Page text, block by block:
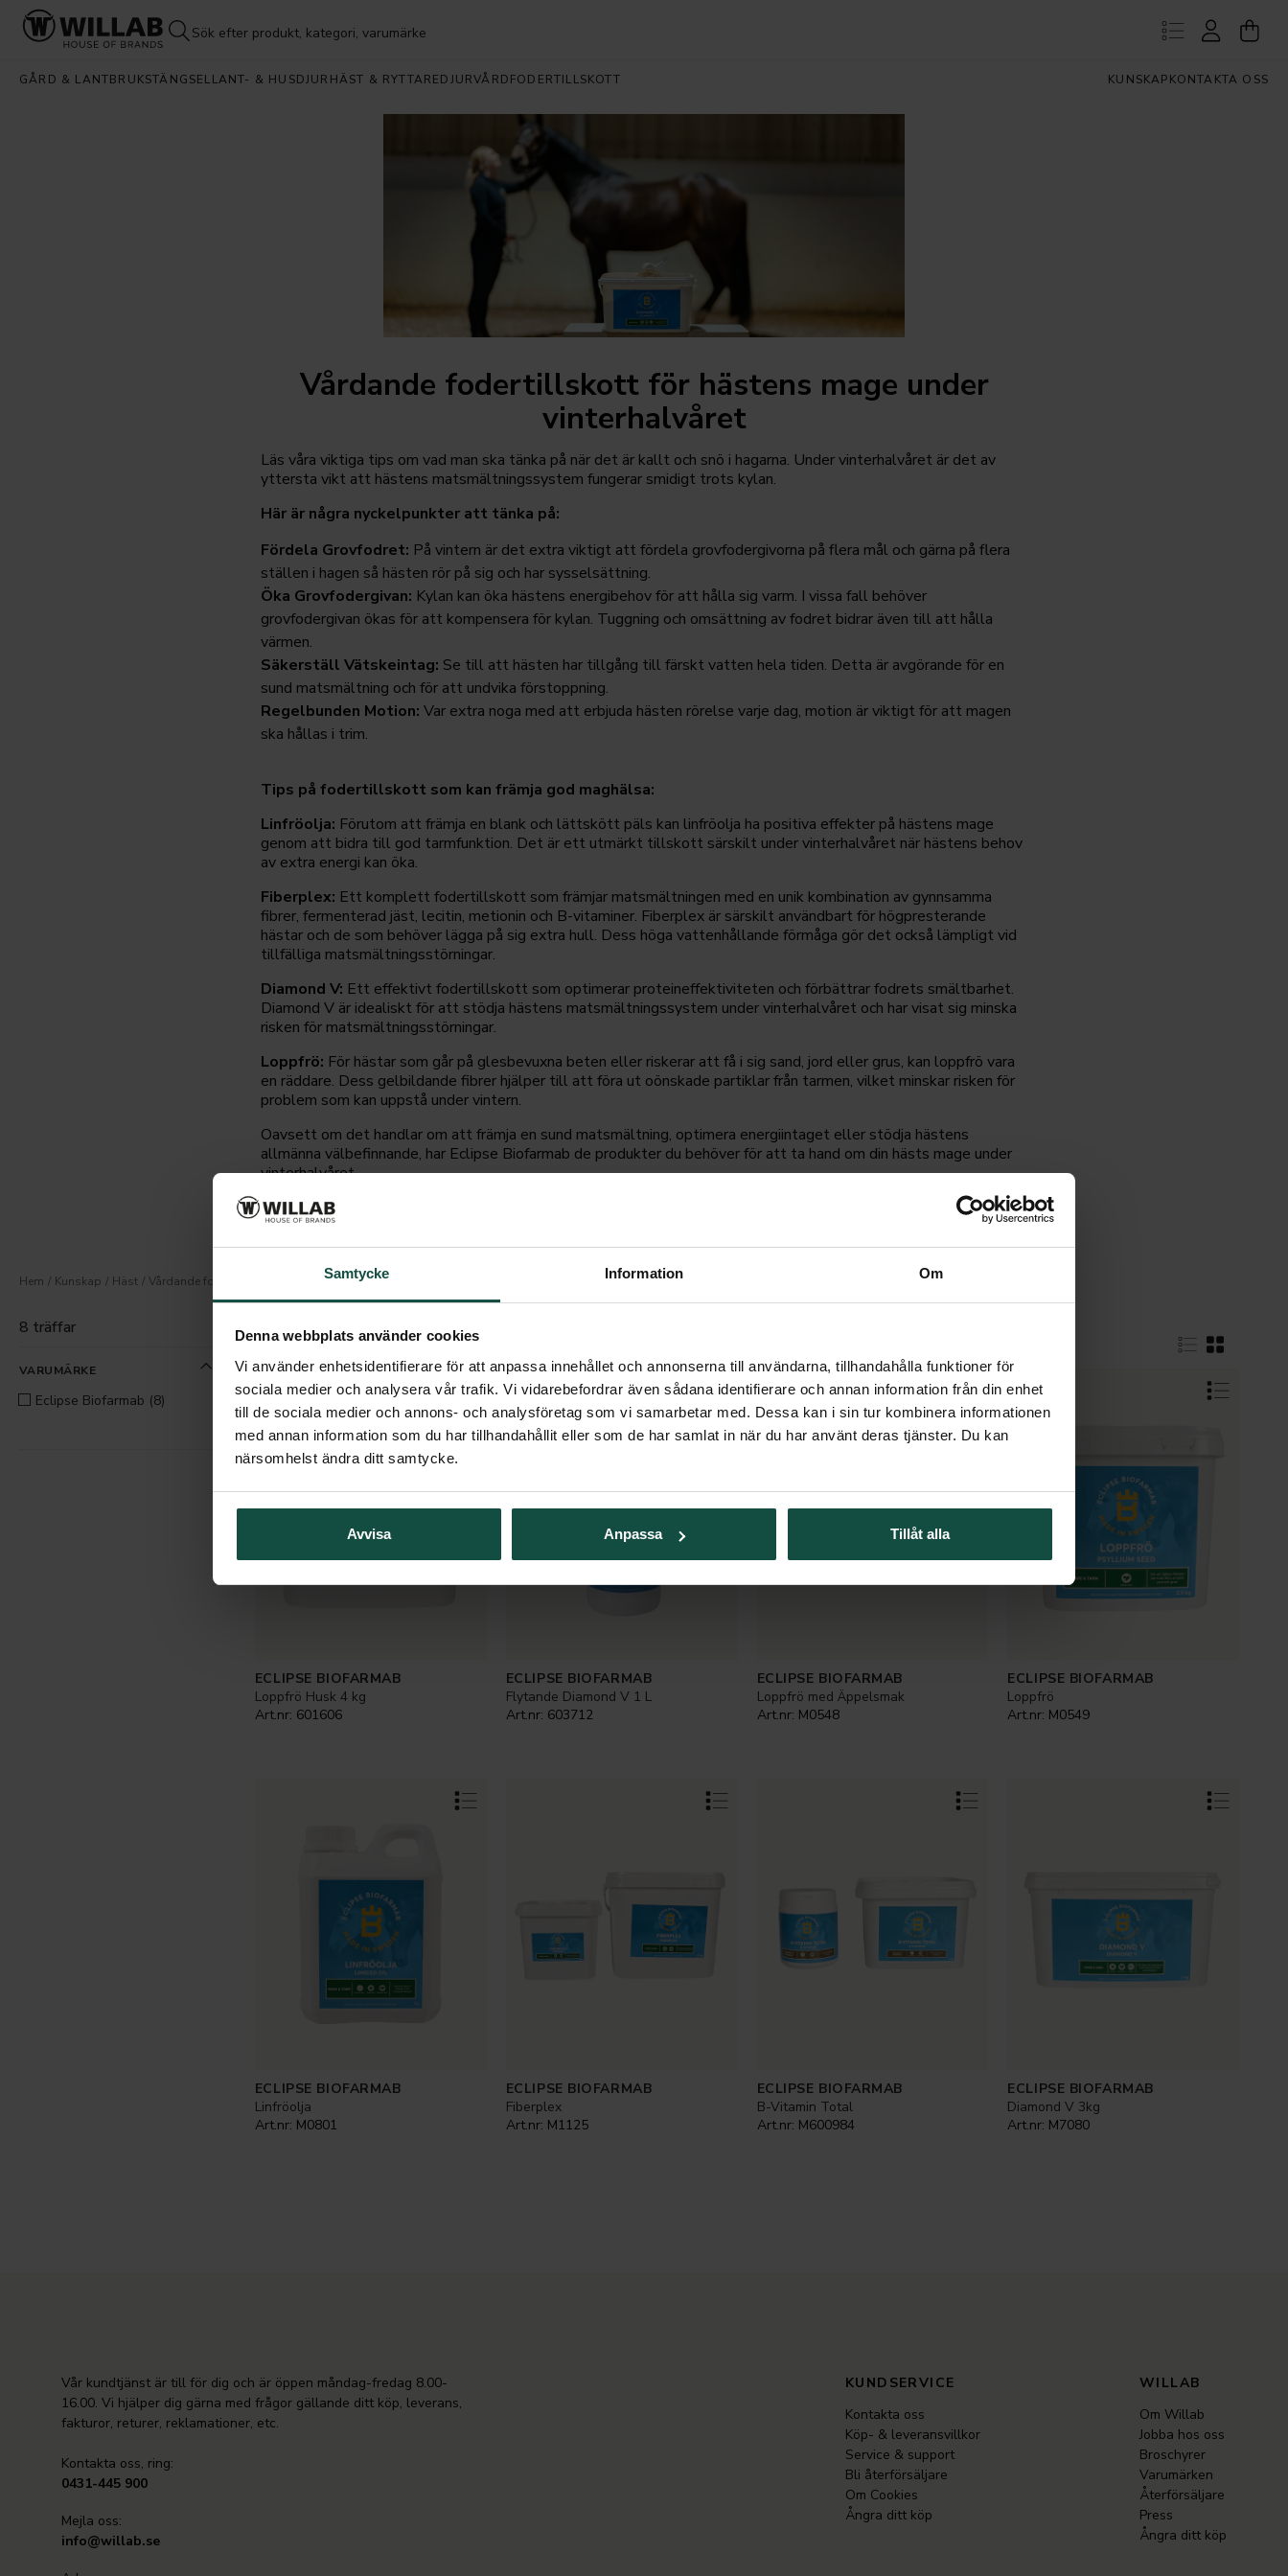
Samtycke Information Om
Denna webbplats använder cookies
Vi använder enhetsidentifierare för att anpassa innehållet och annonserna till användarna, tillhandahålla funktioner för
sociala medier och analysera vår trafik. Vi vidarebefordrar även sådana identifierare och annan information från din enhet
till de sociala medier och annons- och analysföretag som vi samarbetar med. Dessa kan i sin tur kombinera informationen
med annan information som du har tillhandahållit eller som de har samlat in när du har använt deras tjänster. Du kan
närsomhelst ändra ditt samtycke.
Avvisa Anpassa Tillåt alla
GÅRD & LANTBRUKSTÄNGSELLANT- & HUSDJUR HÄST & RYTTAREDJURVÅRDFODERTILLSKOTT KUNSKAPKONTAKTA OSS
Vårdande fodertillskott för hästens mage under
vinterhalvåret
Läs våra viktiga tips om vad man ska tänka på när det är kallt och snö i hagarna. Under vinterhalvåret är det av
yttersta vikt att hästens matsmältningssystem fungerar smidigt trots kylan.
Här är några nyckelpunkter att tänka på:
Fördela Grovfodret: På vintern är det extra viktigt att fördela grovfodergivorna på flera mål och gärna på flera
ställen i hagen så hästen rör på sig och har sysselsättning.
Öka Grovfodergivan: Kylan kan öka hästens energibehov för att hålla sig varm. I vissa fall behöver
grovfodergivan ökas för att kompensera för kylan. Tuggning och omsättning av fodret bidrar även till att hålla
värmen.
Säkerställ Vätskeintag: Se till att hästen har tillgång till färskt vatten hela tiden. Detta är avgörande för en
sund matsmältning och för att undvika förstoppning.
Regelbunden Motion: Var extra noga med att erbjuda hästen rörelse varje dag, motion är viktigt för att magen
ska hållas i trim.
Tips på fodertillskott som kan främja god maghälsa:
Linfröolja: Förutom att främja en blank och lättskött päls kan linfröolja ha positiva effekter på hästens mage
genom att bidra till god tarmfunktion. Det är ett utmärkt tillskott särskilt under vinterhalvåret när hästens behov
av extra energi kan öka.
Fiberplex: Ett komplett fodertillskott som främjar matsmältningen med en unik kombination av gynnsamma
fibrer, fermenterad jäst, lecitin, metionin och B-vitaminer. Fiberplex är särskilt användbart för högpresterande
hästar och de som behöver lägga på sig extra hull. Dess höga vattenhållande förmåga gör det också lämpligt vid
tillfälliga matsmältningsstörningar.
Diamond V: Ett effektivt fodertillskott som optimerar proteineffektiviteten och förbättrar fodrets smältbarhet.
Diamond V är idealiskt för att stödja hästens matsmältningssystem under vinterhalvåret och har visat sig minska
risken för matsmältningsstörningar.
Loppfrö: För hästar som går på glesbevuxna beten eller riskerar att få i sig sand, jord eller grus, kan loppfrö vara
en räddare. Dess gelbildande fibrer hjälper till att föra ut oönskade partiklar från tarmen, vilket minskar risken för
problem som kan uppstå under vintern.
Oavsett om det handlar om att främja en sund matsmältning, optimera energiintaget eller stödja hästens
allmänna välbefinnande, har Eclipse Biofarmab de produkter du behöver för att ta hand om din hästs mage under
vinterhalvåret.
Hem Kunskap Häst Vårdande fodertillskott för hästens mage
8 träffar
VARUMÄRKE
Eclipse Biofarmab (8)
Vårdande fodertillskott för hästens mage
ECLIPSE BIOFARMAB
Loppfrö Husk 4 kg
Art.nr: 601606
ECLIPSE BIOFARMAB
Flytande Diamond V 1 L
Art.nr: 603712
ECLIPSE BIOFARMAB
Loppfrö med Äppelsmak
Art.nr: M0548
ECLIPSE BIOFARMAB
Loppfrö
Art.nr: M0549
ECLIPSE BIOFARMAB
Linfröolja
Art.nr: M0801
ECLIPSE BIOFARMAB
Fiberplex
Art.nr: M1125
ECLIPSE BIOFARMAB
B-Vitamin Total
Art.nr: M600984
ECLIPSE BIOFARMAB
Diamond V 3kg
Art.nr: M7080
Vår kundtjänst är till för dig och är öppen måndag-fredag 8.00-
16.00. Vi hjälper dig gärna med frågor gällande ditt köp, leverans,
fakturor, returer, reklamationer, etc.
Kontakta oss, ring:
0431-445 900
Mejla oss:
info@willab.se
WILLAB
Om Willab
Jobba hos oss
Broschyrer
Varumärken
Återförsäljare
Press
Ångra ditt köp
KUNDSERVICE
Kontakta oss
Köp- & leveransvillkor
Service & support
Bli återförsäljare
Om Cookies
Ångra ditt köp